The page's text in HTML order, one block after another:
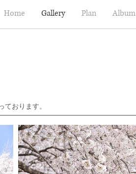
Home Gallery Plan Album
おります。